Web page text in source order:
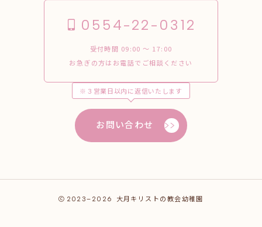
0554-22-0312
受付時間 09:00 〜 17:00
お急ぎの方はお電話でご相談ください
※３営業日以内に返信いたします
お問い合わせ
2023–2026 大月キリストの教会幼稚園